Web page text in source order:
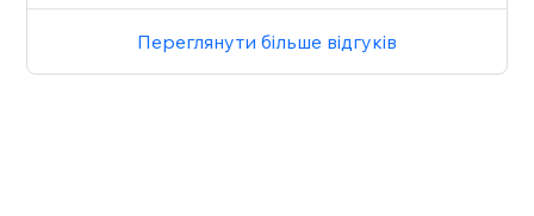
Переглянути більше відгуків